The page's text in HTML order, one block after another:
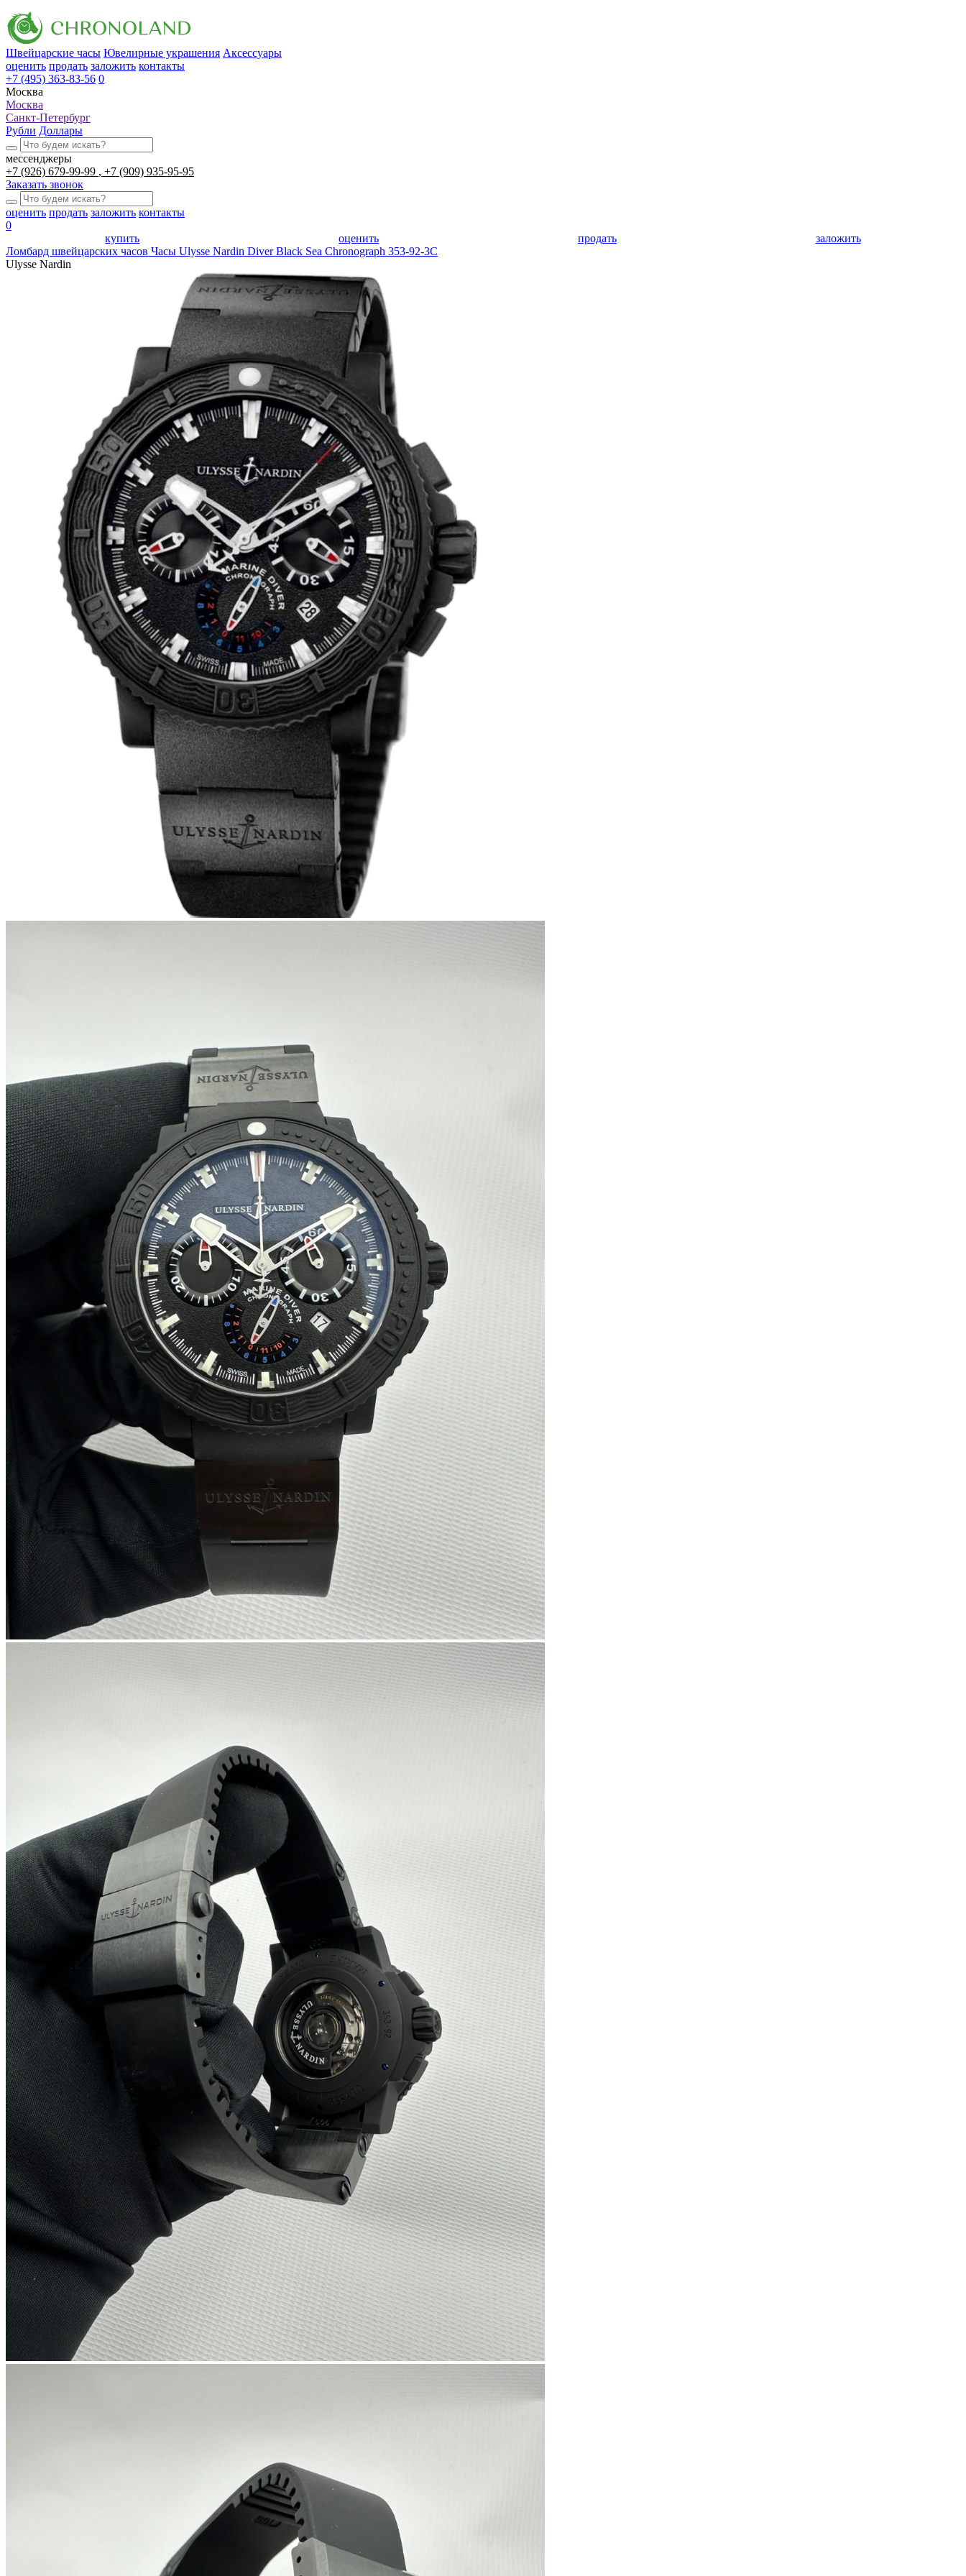
Швейцарские часы Ювелирные украшения Аксессуары
оценить продать заложить контакты
+7 (495) 363-83-56 0
Москва
Москва
Санкт-Петербург
Рубли Доллары
мессенджеры
+7 (926) 679-99-99
+7 (909) 935-95-95
Заказать звонок
оценить продать заложить контакты
0
купить
оценить продать
заложить
Ломбард швейцарских часов Часы Ulysse Nardin Diver Black Sea Chronograph 353-92-3C
Ulysse Nardin